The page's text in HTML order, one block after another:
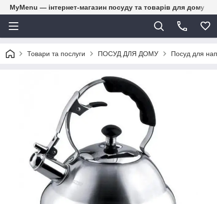
MyMenu — інтернет-магазин посуду та товарів для дому
Товари та послуги ПОСУД ДЛЯ ДОМУ Посуд для